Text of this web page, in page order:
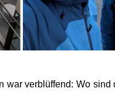
war verblüffend: Wo sind